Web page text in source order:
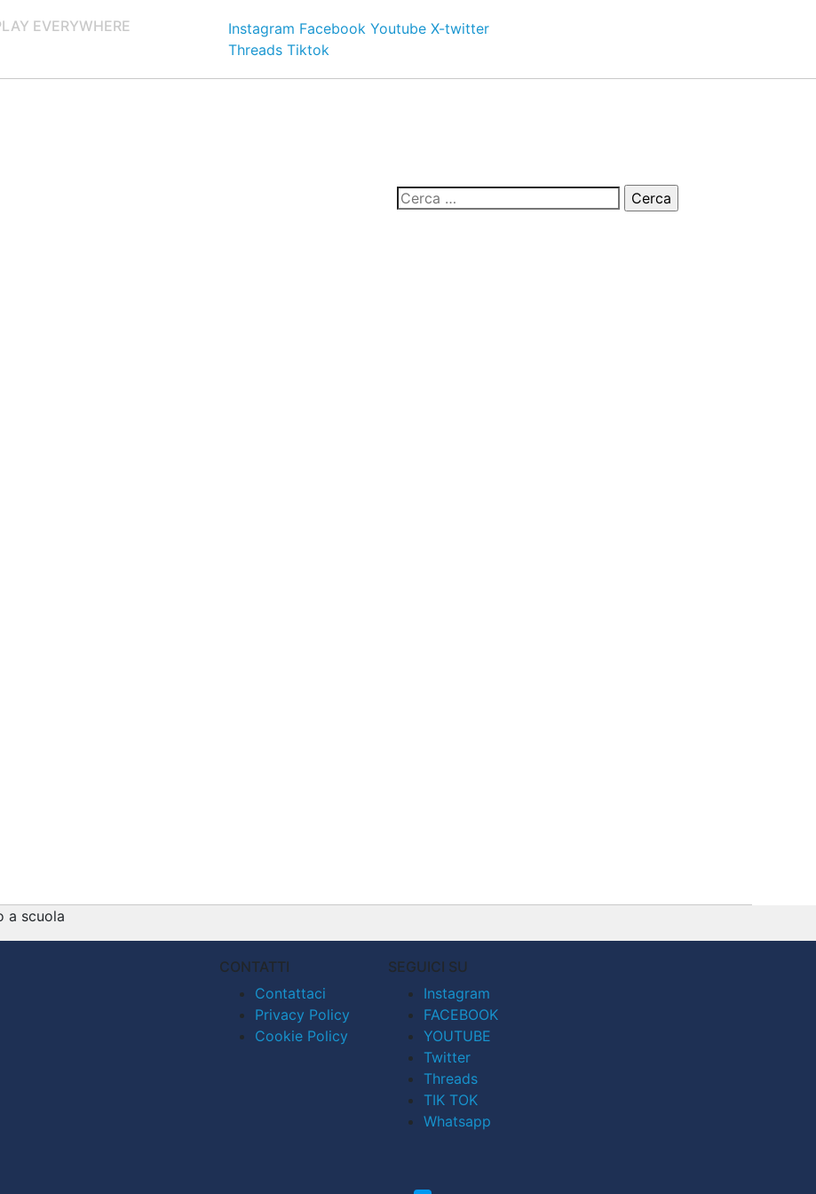
EVERYWHERE Instagram Facebook Youtube X-twitter
Threads Tiktok
a scuola
CONTATTI
Contattaci
Privacy Policy
Cookie Policy
SEGUICI SU
Instagram
FACEBOOK
YOUTUBE
Twitter
Threads
TIK TOK
Whatsapp